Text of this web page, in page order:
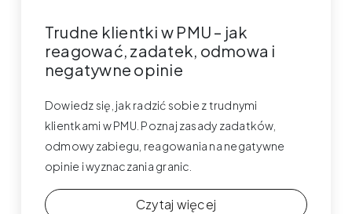
Trudne klientki w PMU – jak
reagować, zadatek, odmowa i
negatywne opinie
Dowiedz się, jak radzić sobie z trudnymi
klientkami w PMU. Poznaj zasady zadatków,
odmowy zabiegu, reagowania na negatywne
opinie i wyznaczania granic.
Czytaj więcej